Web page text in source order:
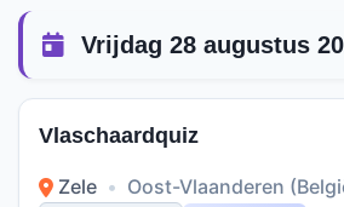
Vrijdag 28 augustus
Vlaschaardquiz
Zele • Oost-Vlaanderen